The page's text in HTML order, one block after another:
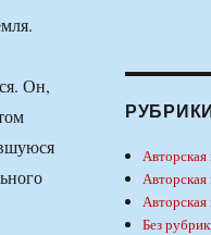
Он,
Авторская
Авторская
Авторская
Без